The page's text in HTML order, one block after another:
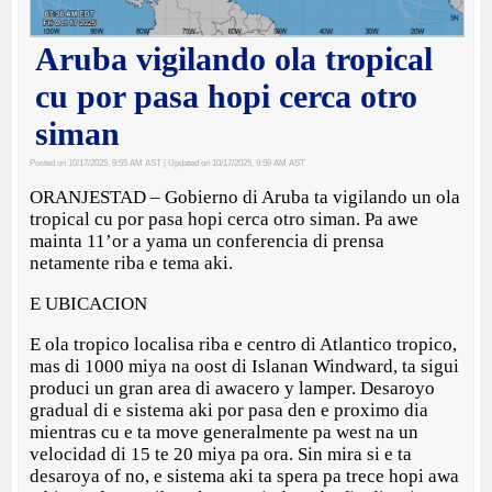
Aruba vigilando ola tropical
cu por pasa hopi cerca otro
siman
Posted on 10/17/2025, 9:55 AM AST | Updated on 10/17/2025, 9:59 AM AST
ORANJESTAD – Gobierno di Aruba ta vigilando un ola
tropical cu por pasa hopi cerca otro siman. Pa awe
mainta 11’or a yama un conferencia di prensa
netamente riba e tema aki.
E UBICACION
E ola tropico localisa riba e centro di Atlantico tropico,
mas di 1000 miya na oost di Islanan Windward, ta sigui
produci un gran area di awacero y lamper. Desaroyo
gradual di e sistema aki por pasa den e proximo dia
mientras cu e ta move generalmente pa west na un
velocidad di 15 te 20 miya pa ora. Sin mira si e ta
desaroya of no, e sistema aki ta spera pa trece hopi awa